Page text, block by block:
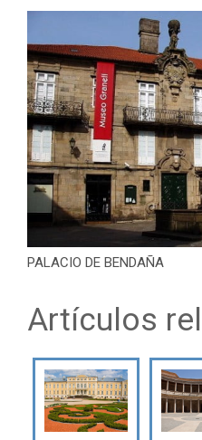
PALACIO DE BENDAÑA
Artículos